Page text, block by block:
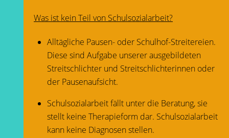
Was ist kein Teil von Schulsozialarbeit?
Alltägliche Pausen- oder Schulhof-Streitereien.
Diese sind Aufgabe unserer ausgebildeten
Streitschlichter und Streitschlichterinnen oder
der Pausenaufsicht.
Schulsozialarbeit fällt unter die Beratung, sie
stellt keine Therapieform dar. Schulsozialarbeit
kann keine Diagnosen stellen.